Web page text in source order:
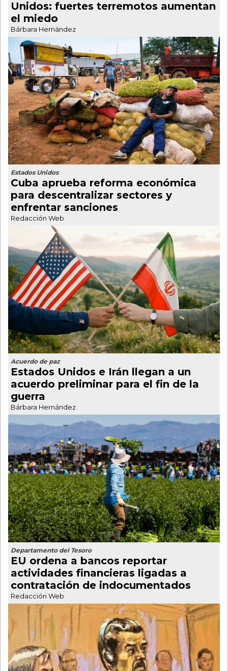
Unidos: fuertes terremotos aumentan
el miedo
Bárbara Hernández
Estados Unidos
Cuba aprueba reforma económica
para descentralizar sectores y
enfrentar sanciones
Redacción Web
Acuerdo de paz
Estados Unidos e Irán llegan a un
acuerdo preliminar para el fin de la
guerra
Bárbara Hernández
Departamento del Tesoro
EU ordena a bancos reportar
actividades financieras ligadas a
contratación de indocumentados
Redacción Web